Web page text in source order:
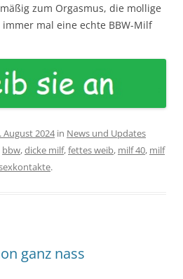
zum Orgasmus, die mollige
mal eine echte BBW-Milf
August 2024in News und Updates
bbw,dicke milf,fettes weib, milf 40, milf
.
ganz nass